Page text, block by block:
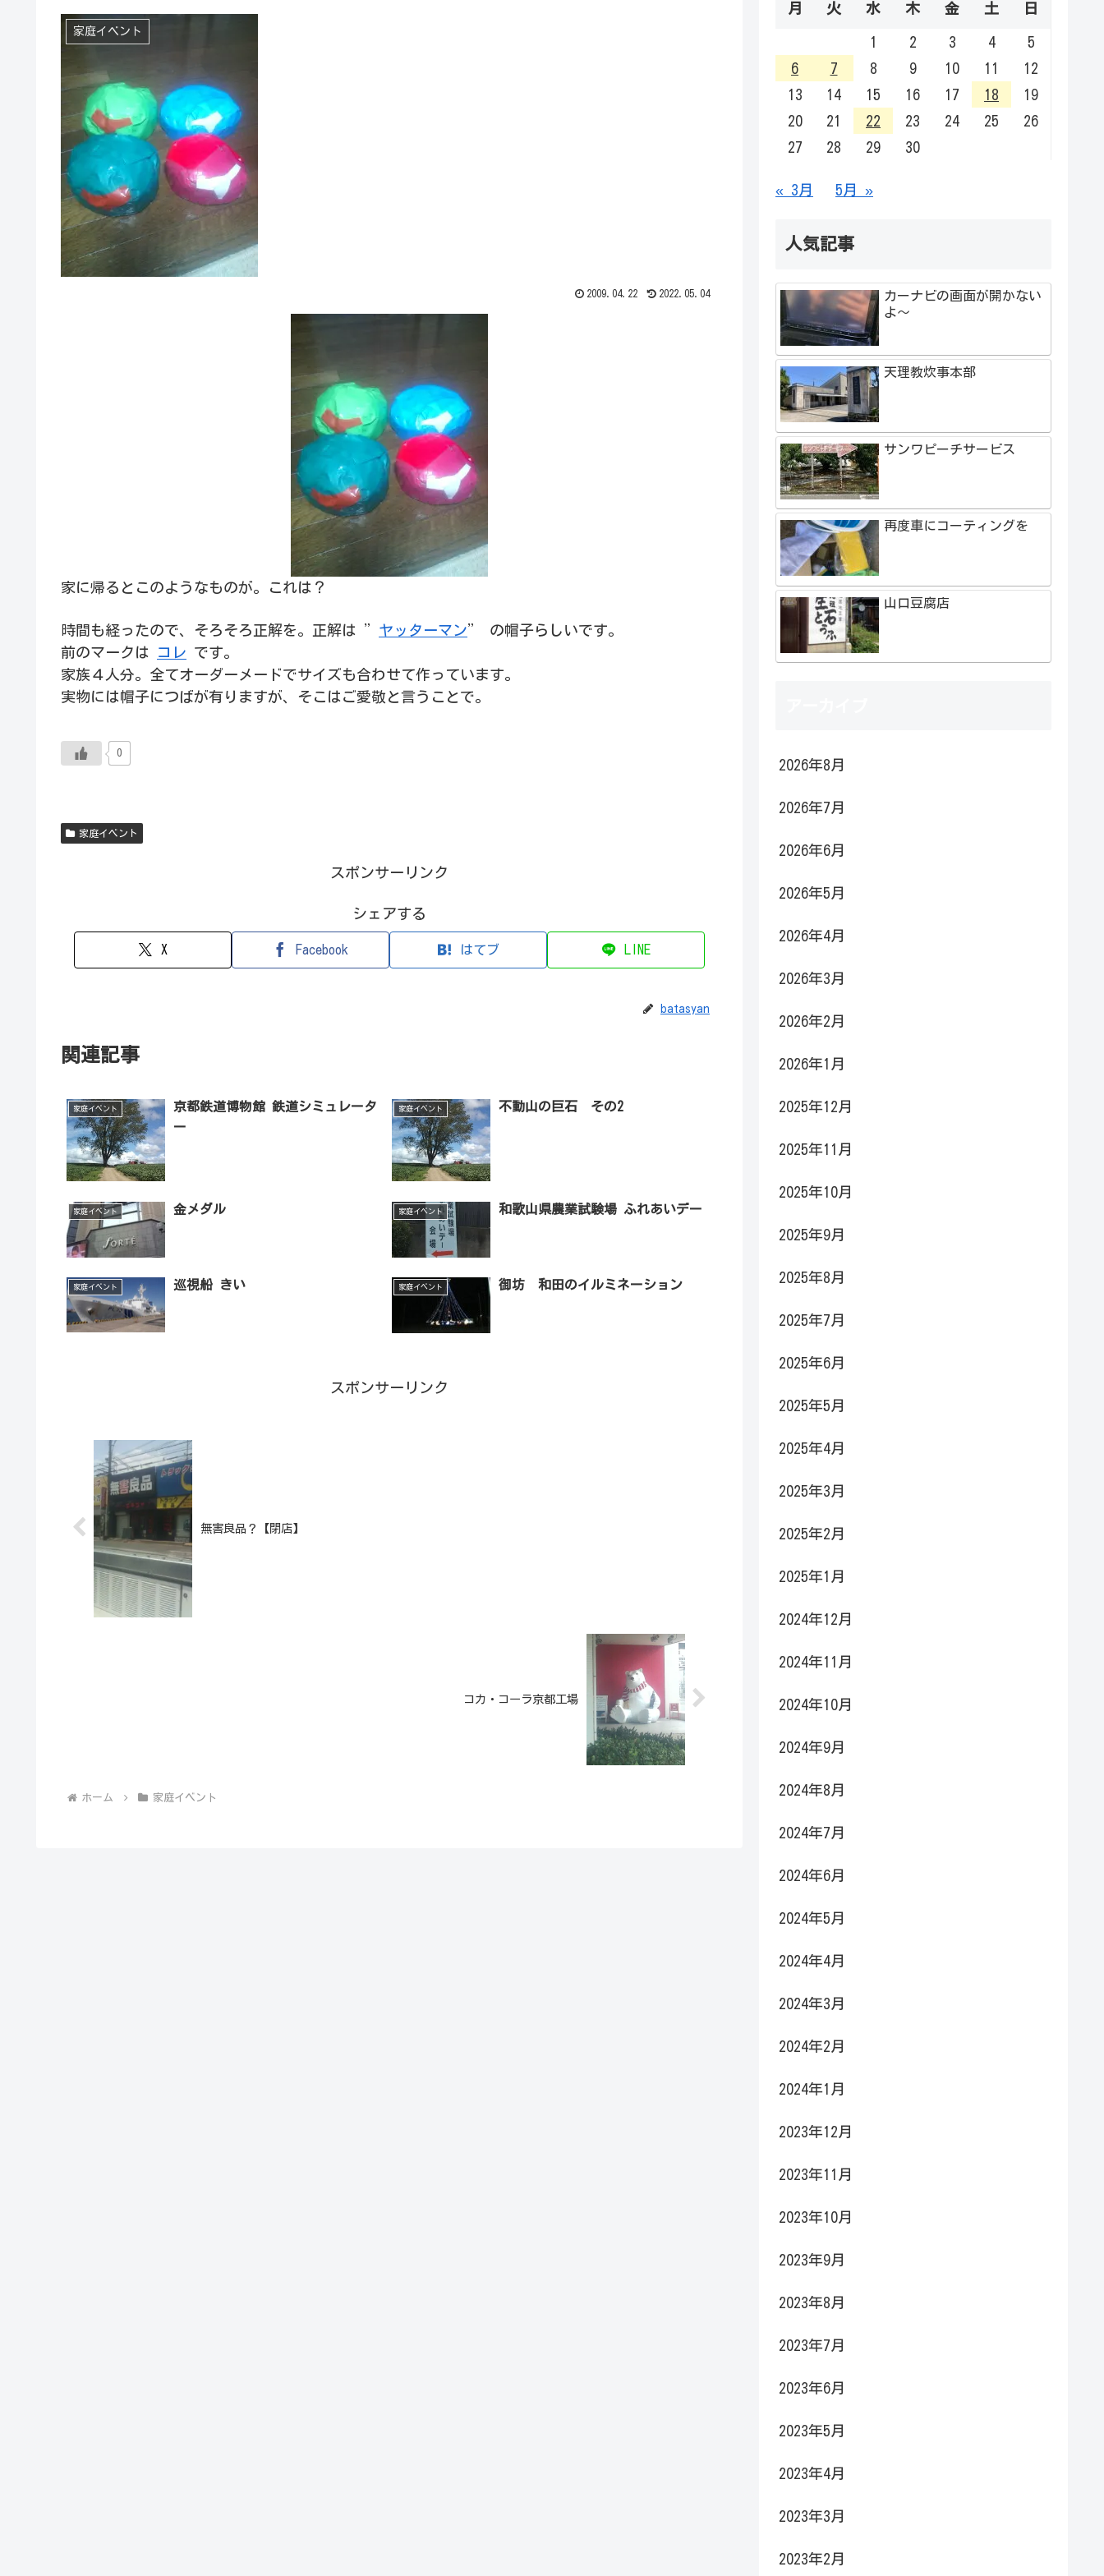
家庭イベント
2009.04.22 2022.05.04
家に帰るとこのようなものが。これは？
時間も経ったので、そろそろ正解を。正解は ” ヤッターマン” の帽子らしいです。
前のマークは
コレ です。
家族４人分。全てオーダーメードでサイズも合わせて作っています。
実物には帽子につばが有りますが、そこはご愛敬と言うことで。
0
家庭イベント
スポンサーリンク
シェアする
X Facebook はてブ LINE
batasyan
関連記事
家庭イベント
京都鉄道博物館 鉄道シミュレータ
ー
家庭イベント 不動山の巨石 その2
家庭イベント 金メダル 家庭イベント 和歌山県農業試験場 ふれあいデー
家庭イベント 巡視船 きい 家庭イベント 御坊 和田のイルミネーション
スポンサーリンク
無害良品？【閉店】
コカ・コーラ京都工場
ホーム 家庭イベント
月 火 水 木 金 土 日
1 2 3 4
5
6
7 8 9 10 11
12
13
14 15 16 17 18
19
20
21 22 23 24 25
26
27
28 29 30
« 3月 5月 »
人気記事
カーナビの画面が開かない
よ～
天理教炊事本部
サンワピーチサービス
再度車にコーティングを
山口豆腐店
2026年8月
2026年7月
2026年6月
2026年5月
2026年4月
2026年3月
2026年2月
2026年1月
2025年12月
2025年11月
2025年10月
2025年9月
2025年8月
2025年7月
2025年6月
2025年5月
2025年4月
2025年3月
2025年2月
2025年1月
2024年12月
2024年11月
2024年10月
2024年9月
2024年8月
2024年7月
2024年6月
2024年5月
2024年4月
2024年3月
2024年2月
2024年1月
2023年12月
2023年11月
2023年10月
2023年9月
2023年8月
2023年7月
2023年6月
2023年5月
2023年4月
2023年3月
2023年2月